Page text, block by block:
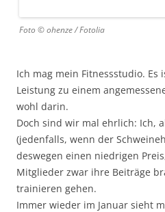
Foto © ohenze / Fotolia
Ich mag mein Fitnessstudio.
Leistung zu einem
wohl darin.
Doch sind wir mal ehrlich: Ich,
(jedenfalls, wenn der
deswegen einen niedrigen
Mitglieder zwar ihre Beiträge
trainieren gehen.
Immer wieder im Januar sieht